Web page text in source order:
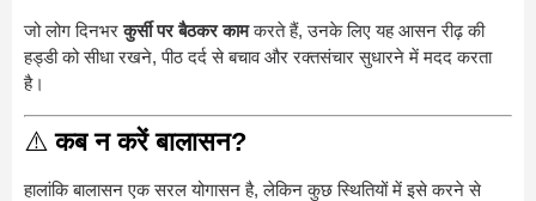
जो लोग दिनभरकुर्सी पर बैठकर कामकरते हैं, उनके लिए यह आसन रीढ़ की
हड्डी को सीधा रखने, पीठ दर्द से बचाव और रक्तसंचार सुधारने में मदद करता
है।
⚠️कब न करें बालासन?
हालांकि बालासन एक सरल योगासन है, लेकिन कुछ स्थितियों में इसे करने से